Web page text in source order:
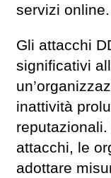
servizi online.
Gli attacchi
significativi
inattività
attacchi, le
adottare